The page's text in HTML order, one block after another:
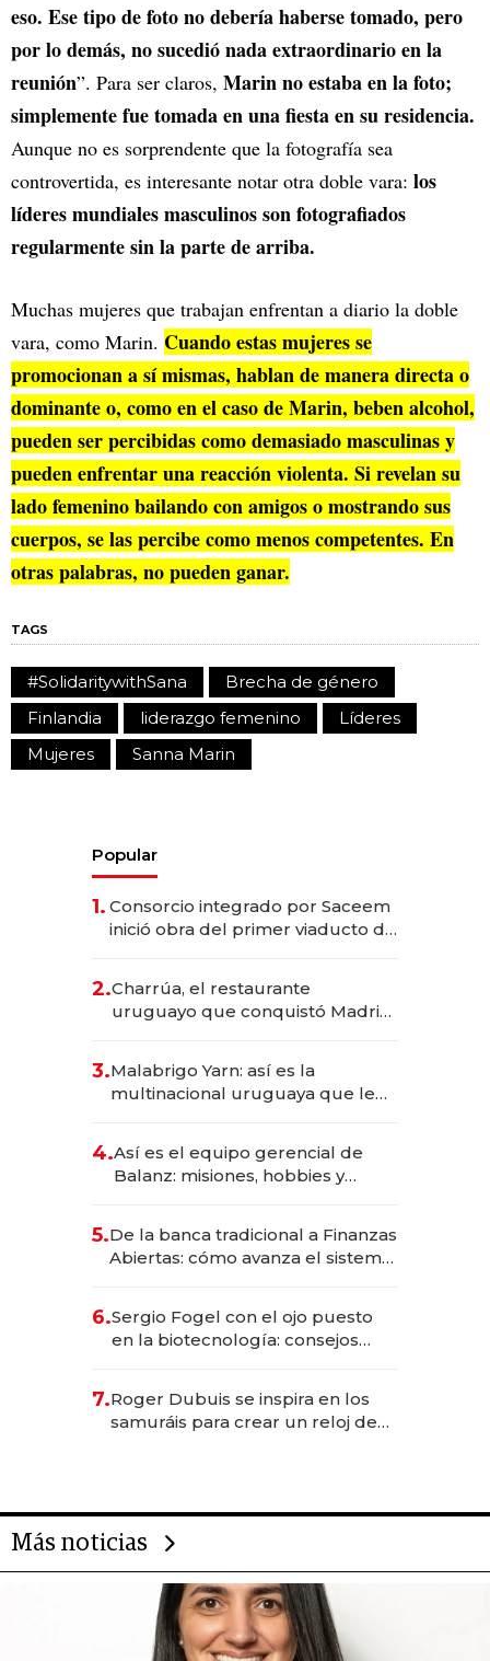
eso. Ese tipo de foto no debería haberse tomado, pero
por lo demás, no sucedió nada extraordinario en la
reunión”. Para ser claros, Marin no estaba en la foto;
simplemente fue tomada en una fiesta en su residencia.
Aunque no es sorprendente que la fotografía sea
controvertida, es interesante notar otra doble vara: los
líderes mundiales masculinos son fotografiados
regularmente sin la parte de arriba.
Muchas mujeres que trabajan enfrentan a diario la doble
vara, como Marin. Cuando estas mujeres se
promocionan a sí mismas, hablan de manera directa o
dominante o, como en el caso de Marin, beben alcohol,
pueden ser percibidas como demasiado masculinas y
pueden enfrentar una reacción violenta. Si revelan su
lado femenino bailando con amigos o mostrando sus
cuerpos, se las percibe como menos competentes. En
otras palabras, no pueden ganar.
TAGS
#SolidaritywithSana
Brecha de género
Finlandia
liderazgo femenino
Líderes
Mujeres
Sanna Marin
Popular
1. Consorcio integrado por Saceem
inició obra del primer viaducto de
millones
2.Charrúa, el restaurante
uruguayo que conquistó Madrid:
anticipación y prepara apertura
3.Malabrigo Yarn: así es la
multinacional uruguaya que le
4.Así es el equipo gerencial de
Balanz: misiones, hobbies y
5.De la banca tradicional a Finanzas
Abiertas: cómo avanza el sistema
6.Sergio Fogel con el ojo puesto
en la biotecnología: consejos
rol de la IA
7.Roger Dubuis se inspira en los
samuráis para crear un reloj de
Más noticias